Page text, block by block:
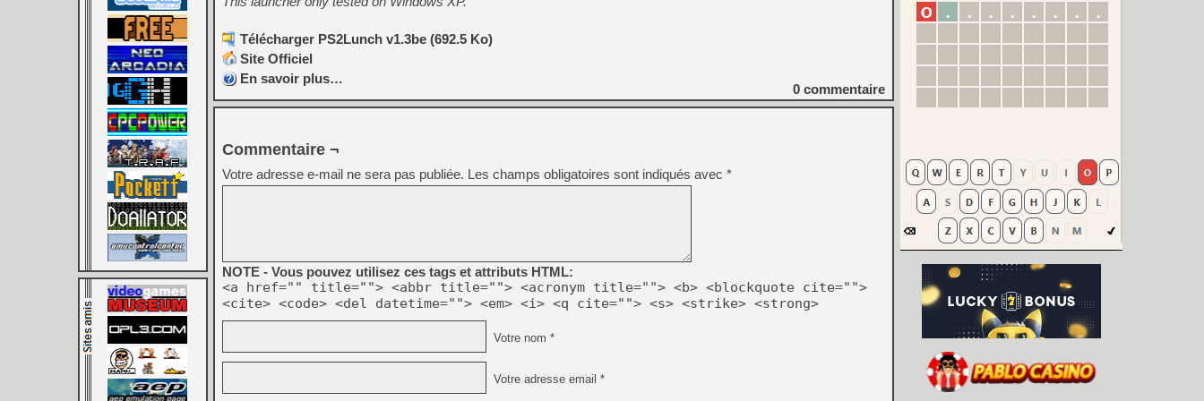
Télécharger PS2Lunch v1.3be (692.5 Ko)
Site Officiel
En savoir plus…
0 commentaire
Commentaire ¬
Votre adresse e-mail ne sera pas publiée. Les champs obligatoires sont indiqués avec *
NOTE - Vous pouvez utilisez ces tags et attributs HTML:
<a href="" title=""> <abbr title=""> <acronym title=""> <b> <blockquote cite="">
<cite> <code> <del datetime=""> <em> <i> <q cite=""> <s> <strike> <strong>
Votre nom *
Votre adresse email *